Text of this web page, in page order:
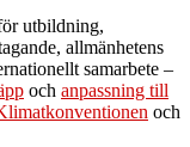
utbildning,
allmänhetens
samarbete –
och anpassning till
och